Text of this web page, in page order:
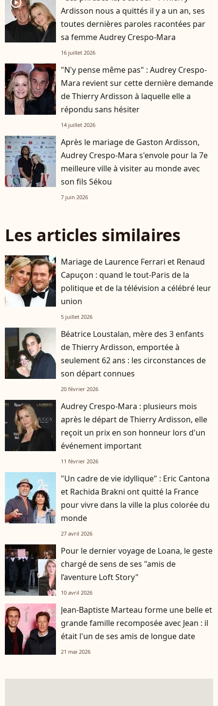
Ardisson nous a quittés il y a un an, ses
toutes dernières paroles racontées par
sa femme Audrey Crespo-Mara
16 juillet 2026
"N'y pense même pas" : Audrey Crespo-
Mara revient sur cette dernière demande
de Thierry Ardisson à laquelle elle a
répondu sans hésiter
14 juillet 2026
Après le mariage de Gaston Ardisson,
Audrey Crespo-Mara s'envole pour la 7e
meilleure ville à visiter au monde avec
son fils Sékou
7 juin 2026
Les articles similaires
Mariage de Laurence Ferrari et Renaud
Capuçon : quand le tout-Paris de la
politique et de la télévision a célébré leur
union
5 juillet 2026
Béatrice Loustalan, mère des 3 enfants
de Thierry Ardisson, emportée à
seulement 62 ans : les circonstances de
son départ connues
20 février 2026
Audrey Crespo-Mara : plusieurs mois
après le départ de Thierry Ardisson, elle
reçoit un prix en son honneur lors d'un
événement important
11 février 2026
"Un cadre de vie idyllique" : Eric Cantona
et Rachida Brakni ont quitté la France
pour vivre dans la ville la plus colorée du
monde
27 avril 2026
Pour le dernier voyage de Loana, le geste
chargé de sens de ses "amis de
l’aventure Loft Story"
10 avril 2026
Jean-Baptiste Marteau forme une belle et
grande famille recomposée avec Jean : il
était l'un de ses amis de longue date
21 mai 2026